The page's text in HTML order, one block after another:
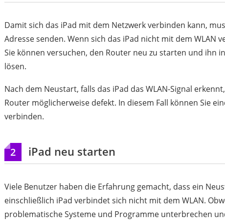
Damit sich das iPad mit dem Netzwerk verbinden kann,
Adresse senden. Wenn sich das iPad nicht mit dem WLAN
Sie können versuchen, den Router neu zu starten und ihn
lösen.
Nach dem Neustart, falls das iPad das WLAN-Signal
Router möglicherweise defekt. In diesem Fall können Sie
verbinden.
2 iPad neu starten
Viele Benutzer haben die Erfahrung gemacht, dass ein
einschließlich iPad verbindet sich nicht mit dem WLAN.
problematische Systeme und Programme unterbrechen